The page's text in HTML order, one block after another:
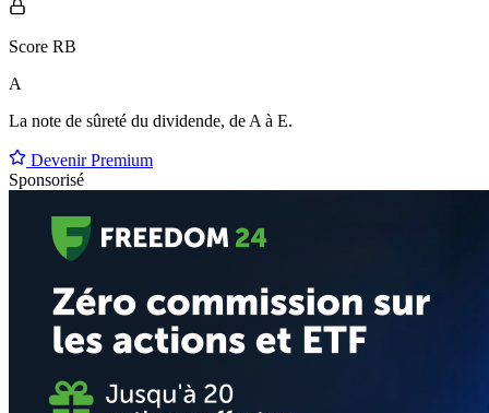
Score RB
A
La note de sûreté du dividende, de A à E.
Devenir Premium
Sponsorisé